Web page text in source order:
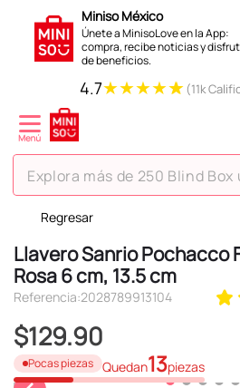
Miniso México
Únete a MinisoLove en la App:
compra, recibe noticias y
de beneficios.
4.7★★★★★ (11k
Explora más de 250 Blind Box
Regresar
Llavero Sanrio Pochacco
Rosa 6 cm, 13.5 cm
Referencia:2028789913104
$129.90
Pocas piezas Quedan13piezas
TÉRMINOS MÁS BUSCADOS
1.
hello kitty
2.
spiderman
4
osito cariñosito
5.
blind box